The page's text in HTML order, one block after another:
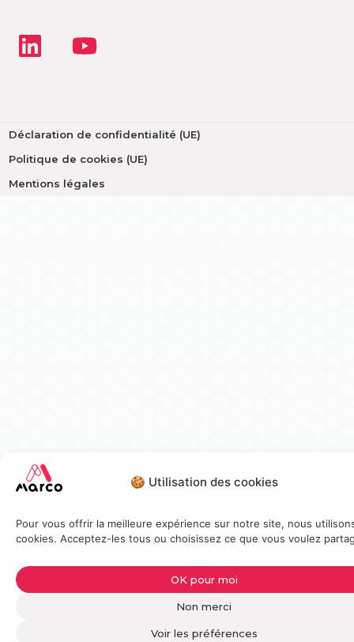
🍪 Utilisation des cookies
Pour vous offrir la meilleure expérience sur notre site, nous
cookies. Acceptez-les tous ou choisissez ce que vous voulez
OK pour moi
Non merci
Voir les préférences
Déclaration de confidentialité (UE)
Politique de cookies (UE)
Mentions légales